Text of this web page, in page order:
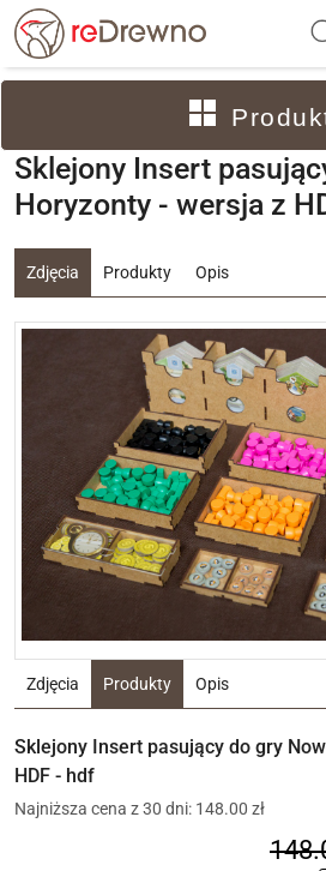
Sklejony Insert
Horyzonty - wersja z
Zdjęcia Produkty Opis
Zdjęcia Produkty Opis
Sklejony Insert pasujący do gry
HDF - hdf
Najniższa cena z 30 dni: 148.00 zł